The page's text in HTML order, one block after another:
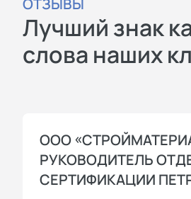
ОТЗЫВЫ
Лучший знак
слова наших
ООО
РУКОВОДИТЕЛЬ
СЕРТИФИКАЦИИ